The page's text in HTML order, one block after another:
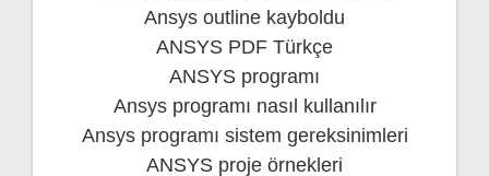
Ansys outline kayboldu
ANSYS PDF Türkçe
ANSYS programı
Ansys programı nasıl kullanılır
Ansys programı sistem gereksinimleri
ANSYS proje örnekleri